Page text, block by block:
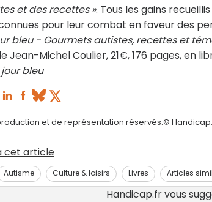
et des recettes ». Tous les gains
pour leur combat en faveur des
bleu - Gourmets autistes, recettes et
Jean-Michel Coulier, 21€, 176 pages, en
bleu
et de représentation réservés.©
cet article
Autisme Culture & loisirs Livres Articles
Handicap.fr vous